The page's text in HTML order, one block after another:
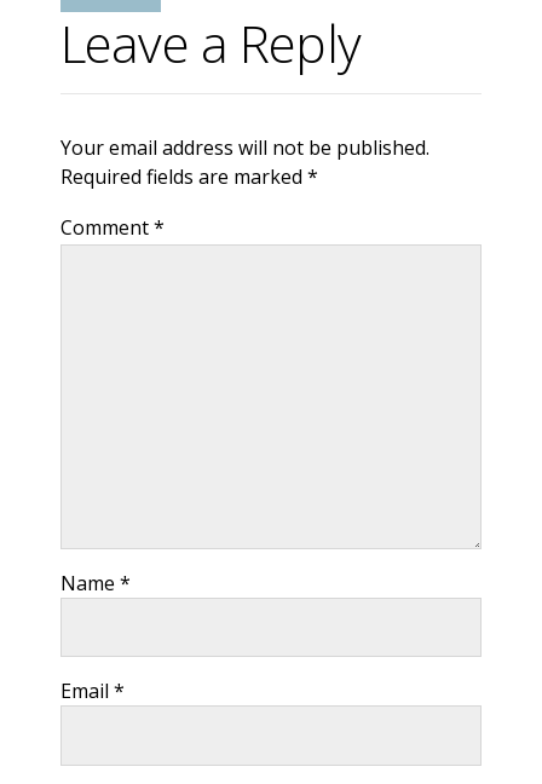
Leave a Reply
Your email address will not be published.
Required fields are marked *
Comment*
Name *
Email *